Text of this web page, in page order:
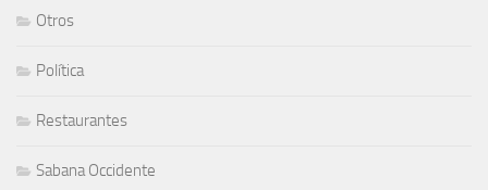
Otros
Política
Restaurantes
Sabana Occidente